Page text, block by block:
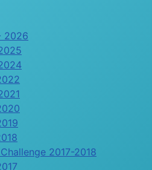
2026
2017-2018